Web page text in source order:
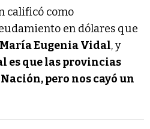
calificó como
en dólares que
María Eugenia Vidal, y
es que las provincias
pero nos cayó un